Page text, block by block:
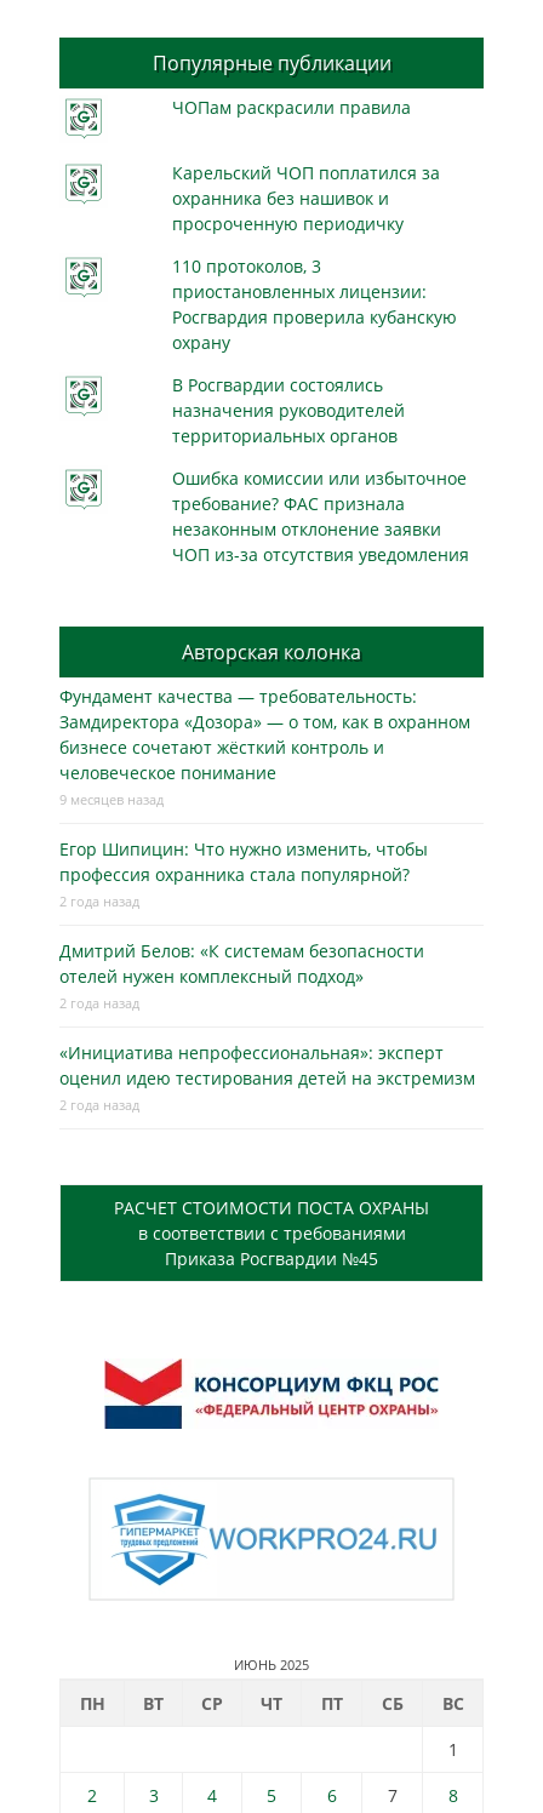
Популярные публикации
ЧОПам раскрасили правила
Карельский ЧОП поплатился за
охранника без нашивок и
просроченную периодичку
110 протоколов, 3
приостановленных лицензии:
Росгвардия проверила кубанскую
охрану
В Росгвардии состоялись
назначения руководителей
территориальных органов
Ошибка комиссии или избыточное
требование? ФАС признала
незаконным отклонение заявки
ЧОП из-за отсутствия уведомления
Авторская колонка
Фундамент качества — требовательность:
Замдиректора «Дозора» — о том, как в охранном
бизнесe сочетают жёсткий контроль и
человеческое понимание
9 месяцев назад
Егор Шипицин: Что нужно изменить, чтобы
профессия охранника стала популярной?
2 года назад
Дмитрий Белов: «К системам безопасности
отелей нужен комплексный подход»
2 года назад
«Инициатива непрофессиональная»: эксперт
оценил идею тестирования детей на экстремизм
2 года назад
РАСЧЕТ СТОИМОСТИ ПОСТА ОХРАНЫ
в соответствии с требованиями
Приказа Росгвардии №45
ИЮНЬ 2025
ПН ВТ СР ЧТ ПТ СБ
ВС
1
2
3 4 5 6 7
8